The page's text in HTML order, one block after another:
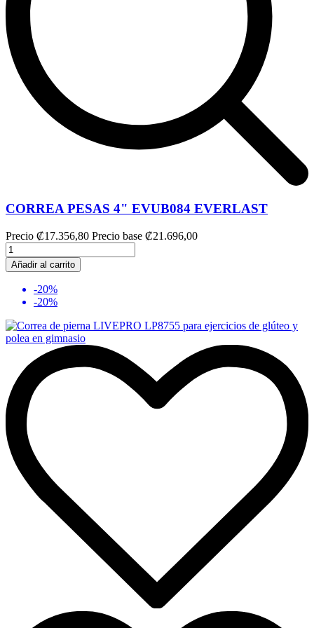
CORREA PESAS 4" EVUB084 EVERLAST
Precio ₡17.356,80 Precio base ₡21.696,00
Añadir al carrito
-20%
-20%